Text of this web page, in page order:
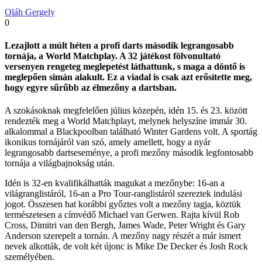
Oláh Gergely
0
Lezajlott a múlt héten a profi darts második legrangosabb
tornája, a World Matchplay. A 32 játékost fölvonultató
versenyen rengeteg meglepetést láthattunk, s maga a döntő is
meglepően simán alakult. Ez a viadal is csak azt erősítette meg,
hogy egyre sűrűbb az élmezőny a dartsban.
A szokásoknak megfelelően július közepén, idén 15. és 23. között
rendezték meg a World Matchplayt, melynek helyszíne immár 30.
alkalommal a Blackpoolban található Winter Gardens volt. A sportág
ikonikus tornájáról van szó, amely amellett, hogy a nyár
legrangosabb dartseseménye, a profi mezőny második legfontosabb
tornája a világbajnokság után.
Idén is 32-en kvalifikálhatták magukat a mezőnybe: 16-an a
világranglistáról, 16-an a Pro Tour-ranglistáról szereztek indulási
jogot. Összesen hat korábbi győztes volt a mezőny tagja, köztük
természetesen a címvédő Michael van Gerwen. Rajta kívül Rob
Cross, Dimitri van den Bergh, James Wade, Peter Wright és Gary
Anderson szerepelt a tornán. A mezőny nagy részét a már ismert
nevek alkották, de volt két újonc is Mike De Decker és Josh Rock
személyében.